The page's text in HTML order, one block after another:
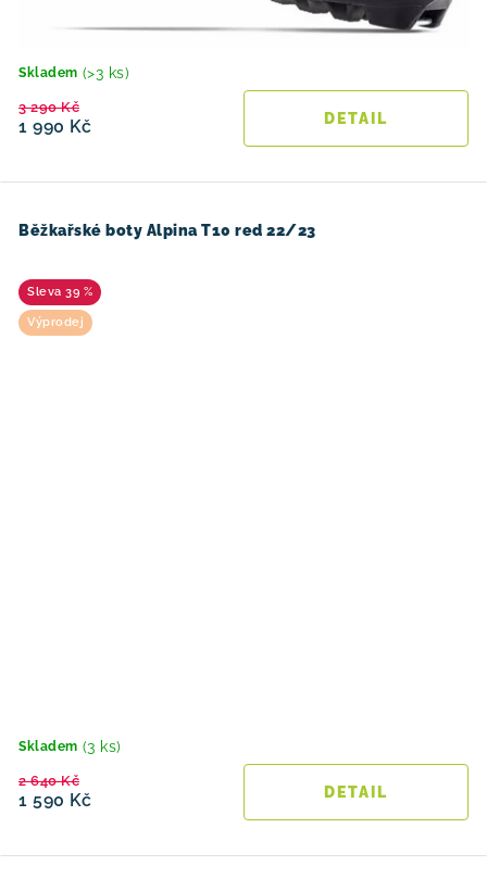
Skladem (>3 ks)
1 990 Kč
3 290 Kč
Běžkařské boty Alpina T10 red 22/23
39 %
Výprodej
Skladem (3 ks)
1 590 Kč
2 640 Kč